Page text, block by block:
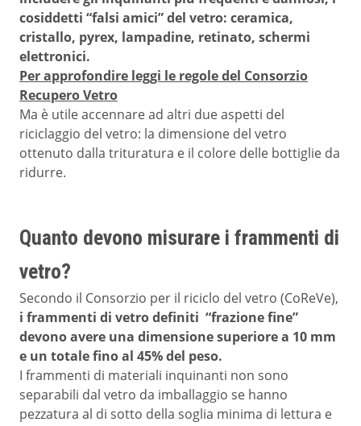
cosiddetti “falsi amici” del vetro: ceramica,
cristallo, pyrex, lampadine, retinato, schermi
elettronici.
Per approfondire leggi le regole del Consorzio
Recupero Vetro
Ma è utile accennare ad altri due aspetti del
riciclaggio del vetro: la dimensione del vetro
ottenuto dalla trituratura e il colore delle bottiglie da
ridurre.
Quanto devono misurare i frammenti di
vetro?
Secondo il Consorzio per il riciclo del vetro (CoReVe),
i frammenti di vetro definiti “frazione fine”
devono avere una dimensione superiore a 10 mm
e un totale fino al 45% del peso.
I frammenti di materiali inquinanti non sono
separabili dal vetro da imballaggio se hanno
pezzatura al di sotto della soglia minima di lettura e